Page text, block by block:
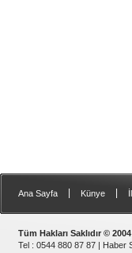
Ana Sayfa Künye
Tüm Hakları Saklıdır ©
Tel : 0544 880 87 87 | Haber